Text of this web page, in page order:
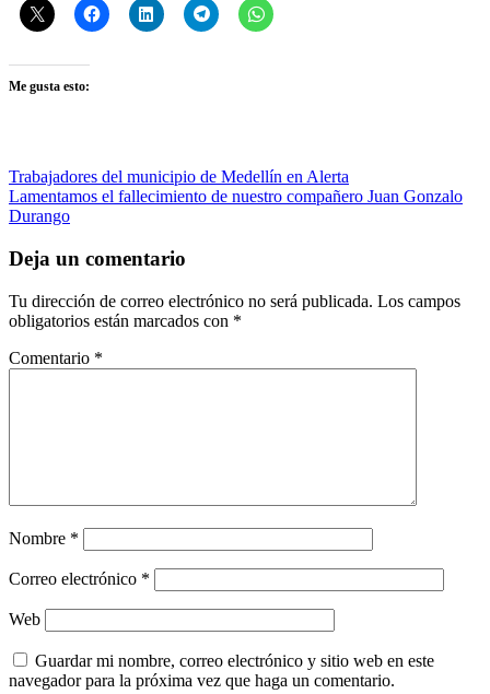
Me gusta esto:
Navegación
de
Entrada
anterior:
Trabajadores del municipio de Medellín en Alerta
Siguiente
entrada:
Lamentamos el fallecimiento de nuestro compañero Juan Gonzalo
Durango
Deja un comentario
Tu dirección de correo electrónico no será publicada. Los campos
obligatorios están marcados con *
Comentario *
Nombre *
Correo electrónico *
Web
Guardar mi nombre, correo electrónico y sitio web en este
navegador para la próxima vez que haga un comentario.